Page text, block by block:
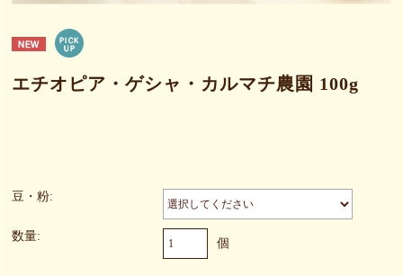
エチオピア・ゲシャ・カルマチ農園 100g
豆・粉:
数量: 個